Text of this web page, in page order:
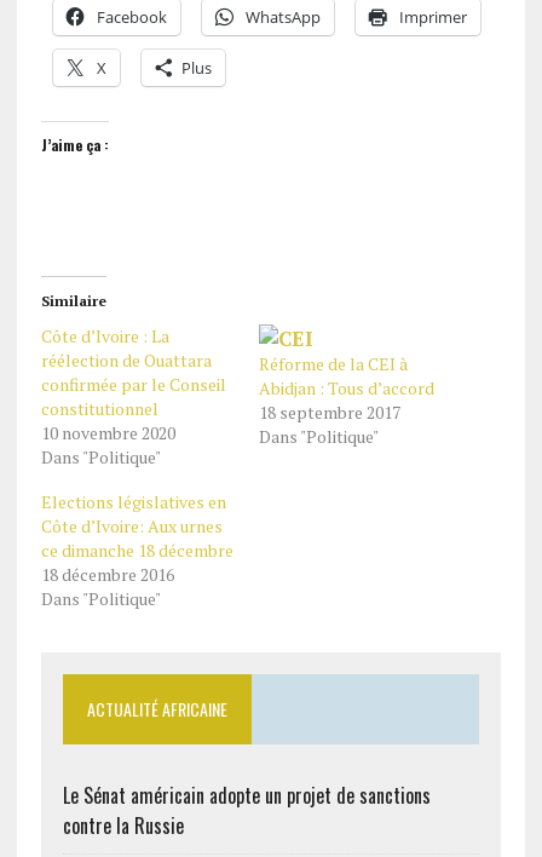
Facebook WhatsApp Imprimer
X Plus
J’aime ça :
Similaire
Côte d’Ivoire : La
réélection de Ouattara
confirmée par le Conseil
constitutionnel
10 novembre 2020
Dans "Politique"
Réforme de la CEI à
Abidjan : Tous d’accord
18 septembre 2017
Dans "Politique"
Elections législatives en
Côte d’Ivoire: Aux urnes
ce dimanche 18 décembre
18 décembre 2016
Dans "Politique"
ACTUALITÉ AFRICAINE
Le Sénat américain adopte un projet de sanctions
contre la Russie